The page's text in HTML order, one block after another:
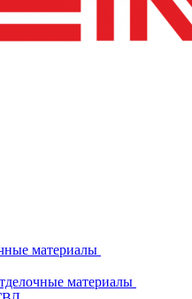
материалы
материалы